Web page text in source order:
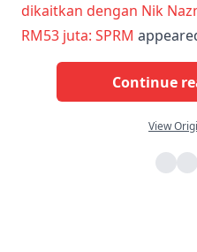
dikaitkan dengan Nik
RM53 juta: SPRM
Continue
View